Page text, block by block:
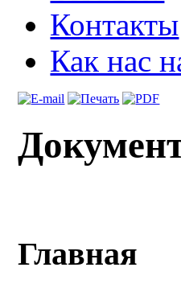
Контакты
Как нас
Главная